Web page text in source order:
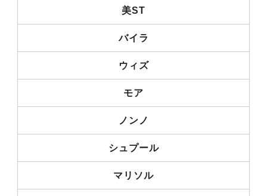
美ST
バイラ
ウィズ
モア
ノンノ
シュプール
マリソル